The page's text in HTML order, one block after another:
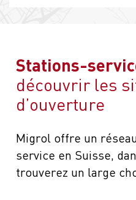
Stations-
découvrir les
d’ouverture
Migrol offre un
service en Suisse,
trouverez un large